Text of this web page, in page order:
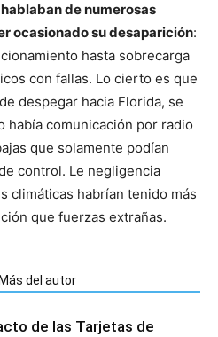
de numerosas
ocasionado su desaparición:
hasta sobrecarga
con fallas. Lo cierto es que
despegar hacia Florida, se
había comunicación por radio
que solamente podían
control. Le negligencia
climáticas habrían tenido más
que fuerzas extrañas.
Más del autor
de las Tarjetas de